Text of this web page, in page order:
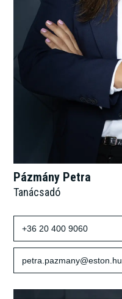
Pázmány Petra
Tanácsadó
+36 20 400 9060
petra.pazmany@eston.hu